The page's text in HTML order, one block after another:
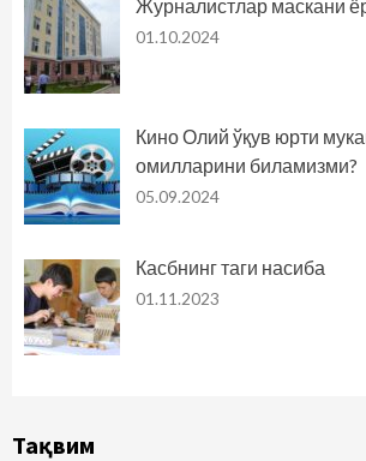
Журналистлар маскани
01.10.2024
Кино Олий ўқув юрти
омилларини биламизми?
05.09.2024
Касбнинг таги насиба
01.11.2023
Тақвим